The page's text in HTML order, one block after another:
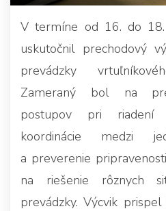
V termíne od 16. do
uskutočnil prechodový
prevádzky
Zameraný bol na
postupov pri riadení
koordinácie medzi
a preverenie
na riešenie rôznych
prevádzky. Výcvik